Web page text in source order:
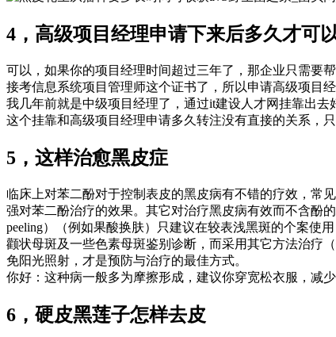
4，高级项目经理申请下来后多久才可
可以，如果你的项目经理时间超过三年了，那企业只需要
接考信息系统项目管理师这个证书了，所以申请高级项目
我几年前就是中级项目经理了，通过it建设人才网挂靠出去
这个挂靠和高级项目经理申请多久转注没有直接的关系，
5，这样治愈黑皮症
临床上对苯二酚对于控制表皮的黑皮病有不错的疗效，常
强对苯二酚治疗的效果。其它对治疗黑皮病有效而不含酚
peeling）（例如果酸换肤）只建议在较表浅黑斑的个案使
颧状母斑及一些色素母斑鉴别诊断，而采用其它方法治疗
免阳光照射，才是预防与治疗的最佳方式。
你好：这种病一般多为摩擦形成，建议你穿宽松衣服，减
6，硬皮黑莲子怎样去皮